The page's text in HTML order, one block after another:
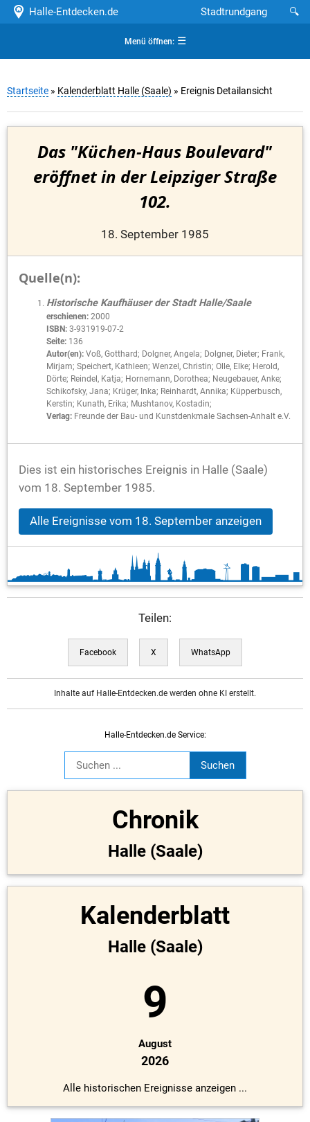
Halle-Entdecken.de 🔍
Stadtrundgang
Menü öffnen:☰
Startseite » Kalenderblatt Halle (Saale) » Ereignis Detailansicht
Das "Küchen-Haus Boulevard"
eröffnet in der Leipziger Straße
102.
18. September 1985
Quelle(n):
Historische Kaufhäuser der Stadt Halle/Saale
erschienen: 2000
ISBN: 3-931919-07-2
Seite: 136
Autor(en): Voß, Gotthard; Dolgner, Angela; Dolgner, Dieter; Frank,
Mirjam; Speichert, Kathleen; Wenzel, Christin; Olle, Elke; Herold,
Dörte; Reindel, Katja; Hornemann, Dorothea; Neugebauer, Anke;
Schikofsky, Jana; Krüger, Inka; Reinhardt, Annika; Küpperbusch,
Kerstin; Kunath, Erika; Mushtanov, Kostadin;
Verlag: Freunde der Bau- und Kunstdenkmale Sachsen-Anhalt e.V.
Dies ist ein historisches Ereignis in Halle (Saale)
vom 18. September 1985.
Alle Ereignisse vom 18. September anzeigen
Teilen:
Facebook X WhatsApp
Inhalte auf Halle-Entdecken.de werden ohne KI erstellt.
Halle-Entdecken.de Service:
Chronik
Halle (Saale)
Kalenderblatt
Halle (Saale)
9
August
2026
Alle historischen Ereignisse anzeigen ...